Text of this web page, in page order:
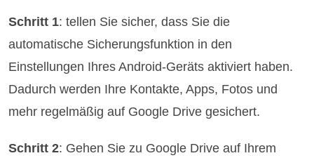
Schritt 1: tellen Sie sicher, dass Sie die
automatische Sicherungsfunktion in den
Einstellungen Ihres Android-Geräts aktiviert haben.
Dadurch werden Ihre Kontakte, Apps, Fotos und
mehr regelmäßig auf Google Drive gesichert.
Schritt 2: Gehen Sie zu Google Drive auf Ihrem